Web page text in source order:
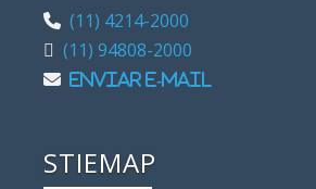
(11) 4214-2000
(11) 94808-2000
Enviar e-mail
STIEMAP